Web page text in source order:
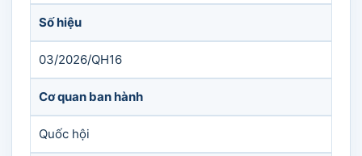
Số hiệu
03/2026/QH16
Cơ quan ban hành
Quốc hội